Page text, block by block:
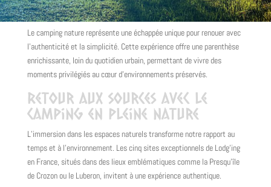
Le camping nature représente une échappée unique pour renouer avec
l’authenticité et la simplicité. Cette expérience offre une parenthèse
enrichissante, loin du quotidien urbain, permettant de vivre des
moments privilégiés au cœur d’environnements préservés.
Retour aux sources avec le
camping en pleine nature
L’immersion dans les espaces naturels transforme notre rapport au
temps et à l’environnement. Les cinq sites exceptionnels de Lodg’ing
en France, situés dans des lieux emblématiques comme la Presqu’île
de Crozon ou le Luberon, invitent à une expérience authentique.